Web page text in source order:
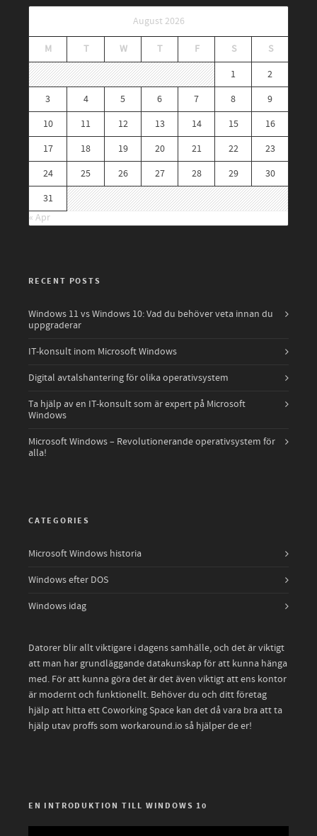
August 2026
M T W T F S
S
1
2
3
4 5 6 7 8
9
10
11 12 13 14 15
16
17
18 19 20 21 22
23
24
25 26 27 28 29
30
31
« Apr
RECENT POSTS
Windows 11 vs Windows 10: Vad du behöver veta innan du
uppgraderar
IT-konsult inom Microsoft Windows
Digital avtalshantering för olika operativsystem
Ta hjälp av en IT-konsult som är expert på Microsoft
Windows
Microsoft Windows – Revolutionerande operativsystem för
alla!
CATEGORIES
Microsoft Windows historia
Windows efter DOS
Windows idag
Datorer blir allt viktigare i dagens samhälle, och det är viktigt
att man har grundläggande datakunskap för att kunna hänga
med. För att kunna göra det är det även viktigt att ens kontor
är modernt och funktionellt. Behöver du och ditt företag
hjälp att hitta ettCoworking Space kan det då vara bra att ta
hjälp utav proffs som workaround.io så hjälper de er!
EN INTRODUKTION TILL WINDOWS 10